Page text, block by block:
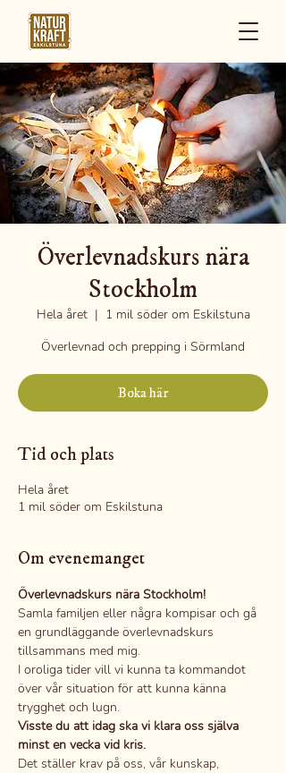
Överlevnadskurs nära
Stockholm
Hela året
  |
1 mil söder om Eskilstuna
Överlevnad och prepping i Sörmland
Boka här
Tid och plats
Hela året
1 mil söder om Eskilstuna
Om evenemanget
Överlevnadskurs nära Stockholm!
Samla familjen eller några kompisar och gå
en grundläggande överlevnadskurs
tillsammans med mig.
I oroliga tider vill vi kunna ta kommandot
över vår situation för att kunna känna
trygghet och lugn.
Visste du att idag ska vi klara oss själva
minst en vecka vid kris.
Det ställer krav på oss, vår kunskap,